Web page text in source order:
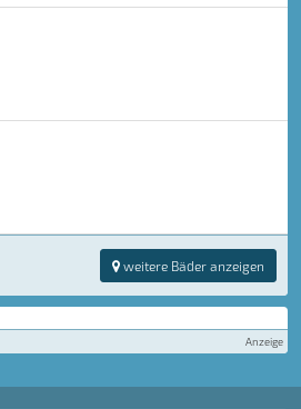
weitere Bäder anzeigen
Anzeige